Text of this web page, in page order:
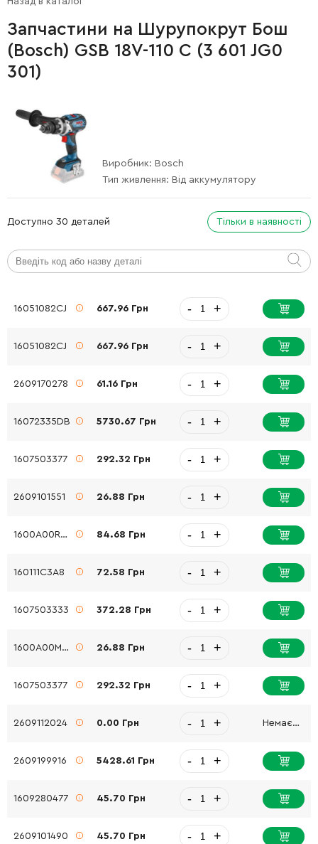
Запчастини на Шурупокрут Бош
(Bosch) GSB 18V-110 C (3 601 JG0
301)
Виробник: Bosch
Тип живлення: Від аккумулятору
Доступно 30 деталей Тільки в наявності
16051082CJ 667.96 Грн - +
16051082CJ 667.96 Грн - +
2609170278 61.16 Грн - +
16072335DB 5730.67 Грн - +
1607503377 292.32 Грн - +
2609101551 26.88 Грн - +
1600A00RU9 84.68 Грн - +
160111C3A8 72.58 Грн - +
1607503333 372.28 Грн - +
1600A00M53 26.88 Грн - +
1607503377 292.32 Грн - +
2609112024 0.00 Грн - + Немає в наявності
2609199916 5428.61 Грн - +
1609280477 45.70 Грн - +
2609101490 45.70 Грн - +